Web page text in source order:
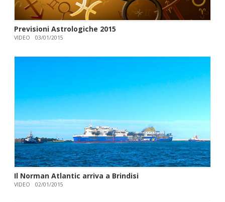
Previsioni Astrologiche 2015
VIDEO 03/01/2015
Il Norman Atlantic arriva a Brindisi
VIDEO 02/01/2015